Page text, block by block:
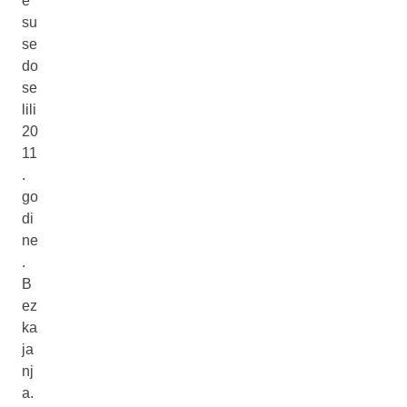
su
se
do
se
lili
20
11
.
go
di
ne
.
B
ez
ka
ja
nj
a.